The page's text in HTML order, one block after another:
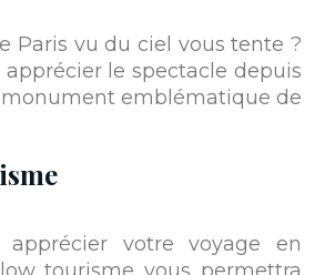
Paris vu du ciel vous tente ?
apprécier le spectacle depuis
monument emblématique de
apprécier votre voyage en